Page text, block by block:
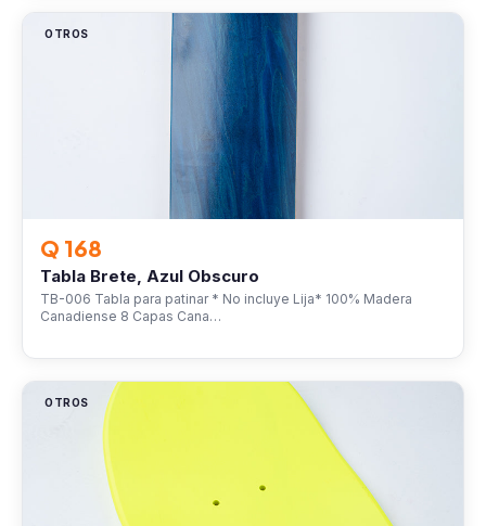
OTROS
Q 168
Tabla Brete, Azul Obscuro
TB-006 Tabla para patinar * No incluye Lija* 100% Madera
Canadiense 8 Capas Cana…
OTROS